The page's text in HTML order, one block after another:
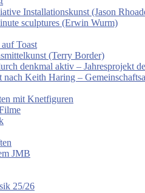
Installationskunst (Jason
sculptures (Erwin Wurm)
Toast
(Terry Border)
denkmal aktiv – Jahresprojekt
Keith Haring –
mit Knetfiguren
JMB
25/26